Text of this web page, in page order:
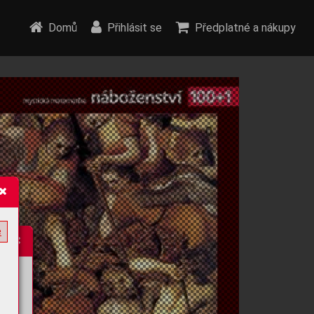
Domů Přihlásit se Předplatné a nákupy